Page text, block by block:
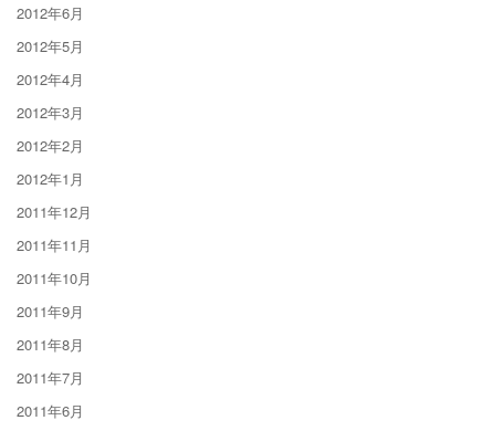
2012年6月
2012年5月
2012年4月
2012年3月
2012年2月
2012年1月
2011年12月
2011年11月
2011年10月
2011年9月
2011年8月
2011年7月
2011年6月